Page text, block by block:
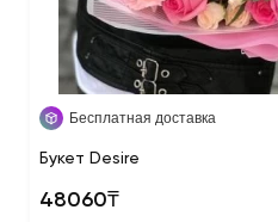
Бесплатная доставка
Букет Desire
48060₸